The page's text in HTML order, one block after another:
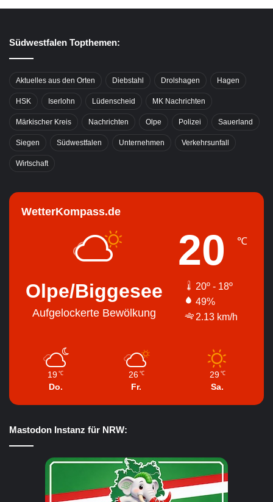
Südwestfalen Topthemen:
Aktuelles aus den Orten Diebstahl Drolshagen Hagen
HSK Iserlohn Lüdenscheid MK Nachrichten
Märkischer Kreis Nachrichten Olpe Polizei Sauerland
Siegen Südwestfalen Unternehmen Verkehrsunfall
Wirtschaft
WetterKompass.de
Olpe/Biggesee
Aufgelockerte Bewölkung
20 ℃
20º - 18º
49%
2.13 km/h
19 ℃
Do.
26 ℃
Fr.
29 ℃
Sa.
Mastodon Instanz für NRW: